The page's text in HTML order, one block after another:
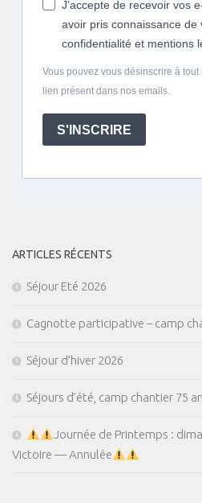
J'accepte de recevoir vos
avoir pris connaissance de
confidentialité et mentions
Vous pouvez vous désinscrire à
lien présent dans nos emails.
S'INSCRIRE
ARTICLES RÉCENTS
Séjour Eté 2026
Cagnotte participative – camp
Séjour d’hiver 2026
Séjours d’été, camp chantier 75
Journée de Printemps :
Victoire — Annulée